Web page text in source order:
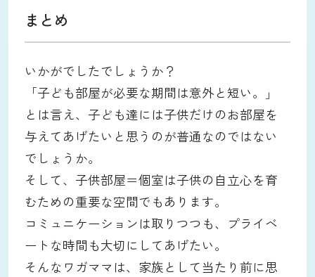
まとめ
いかがでしたでしょうか？
「子ども部屋が必要な期間は意外と短い。」
とは言え、子ども達には子供だけのお部屋を
与えてあげたいと思うのが普通なのではない
でしょうか。
そして、子供部屋＝個室は子供の自立心を育
むための重要な空間でもあります。
コミュニケーションは取りつつも、プライベ
ートな時間も大切にしてあげたい。
そんなワガママは、家族として当たり前に思